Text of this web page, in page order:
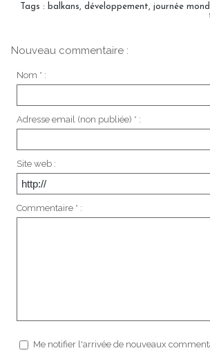
Tags : balkans, développement, journée
Nouveau commentaire :
Nom * :
Adresse email (non publiée) * :
Site web :
Commentaire * :
Me notifier l'arrivée de nouveaux